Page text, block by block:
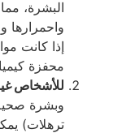
البشرة،
إذا كانت
محفزة
للأشخاص
وبشرة
ترهلات)